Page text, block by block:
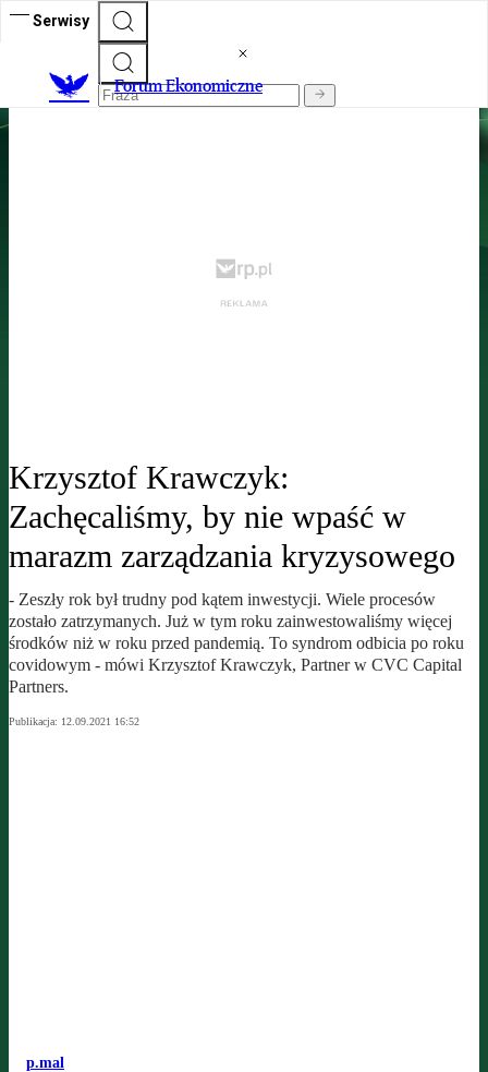
Serwisy
Forum Ekonomiczne
Forum Ekonomiczne
Krzysztof Krawczyk:
Zachęcaliśmy, by nie wpaść w
marazm zarządzania kryzysowego
- Zeszły rok był trudny pod kątem inwestycji. Wiele procesów
zostało zatrzymanych. Już w tym roku zainwestowaliśmy więcej
środków niż w roku przed pandemią. To syndrom odbicia po roku
covidowym - mówi Krzysztof Krawczyk, Partner w CVC Capital
Partners.
Publikacja: 12.09.2021 16:52
p.mal